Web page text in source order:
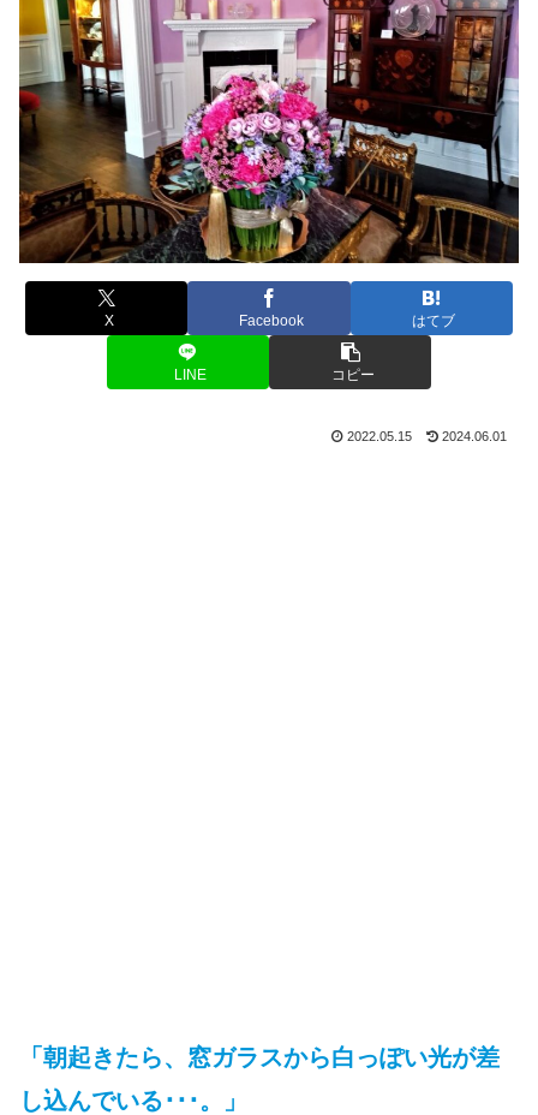
X Facebook はてブ
LINE コピー
2022.05.15 2024.06.01
「朝起きたら、窓ガラスから白っぽい光が差
し込んでいる･･･。」